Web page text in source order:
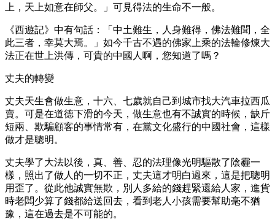
上，天上如意在師父。」可見得法的生命不一般。
《西遊記》中有句話：「中土難生，人身難得，佛法難聞，全
此三者，幸莫大焉。」如今千古不遇的佛家上乘的法輪修煉大
法正在世上洪傳，可貴的中國人啊，您知道了嗎？
丈夫的轉變
丈夫天生會做生意，十六、七歲就自己到城市找大汽車拉西瓜
賣。可是在道德下滑的今天，做生意也有不誠實的時候，缺斤
短兩、欺騙顧客的事情常有，在黨文化盛行的中國社會，這樣
做才是聰明。
丈夫學了大法以後，真、善、忍的法理像光明驅散了陰霾一
樣，照出了做人的一切不正，丈夫這才明白過來，這是把聰明
用歪了。從此他誠實無欺，別人多給的錢趕緊還給人家，進貨
時老闆少算了錢都給送回去，看到老人小孩需要幫助毫不猶
豫，這在過去是不可能的。